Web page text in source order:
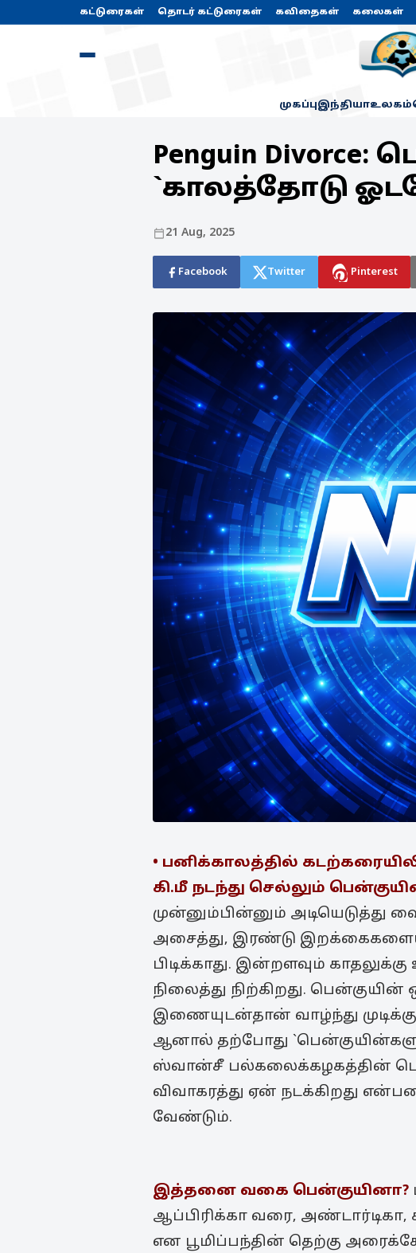
கட்டுரைகள் தொடர் கட்டுரைகள் கவிதைகள் கலைகள்
முகப்புஇந்தியாஉலகம்
Penguin
`காலத்தோடு
21 Aug, 2025
Facebook Twitter Pinterest
• பனிக்காலத்தில்
கி.மீ நடந்து செல்லும்
முன்னும்பின்னும் அடியெடுத்து
அசைத்து, இரண்டு
பிடிக்காது. இன்றளவும்
நிலைத்து நிற்கிறது.
இணையுடன்தான் வாழ்ந்து
ஆனால் தற்போது
ஸ்வான்சீ பல்கலைக்கழகத்தின்
விவாகரத்து ஏன் நடக்கிறது
வேண்டும்.
இத்தனை வகை பென்குயினா?
ஆப்பிரிக்கா வரை,
என பூமிப்பந்தின் தெற்கு